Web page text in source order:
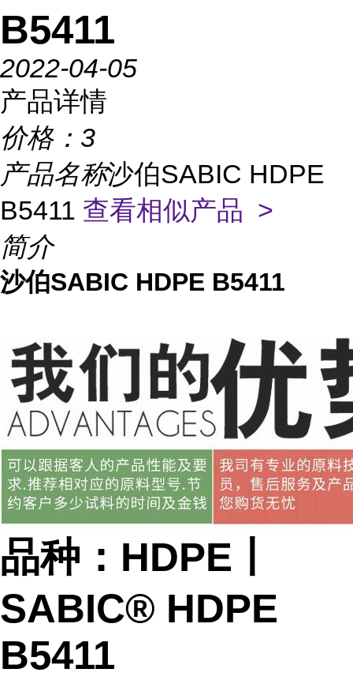
B5411
2022-04-05
产品详情
价格： 3
产品名称沙伯SABIC HDPE
B5411 查看相似产品 >
简介
沙伯SABIC HDPE B5411
品种：HDPE丨
SABIC® HDPE
B5411